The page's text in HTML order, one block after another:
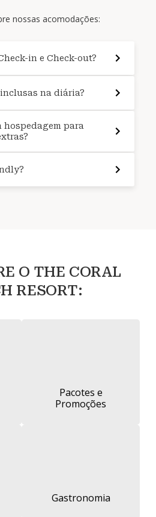
nossas acomodações:
in e Check-out?
na diária?
hospedagem para
O THE CORAL
RESORT:
Pacotes e
Promoções
Gastronomia